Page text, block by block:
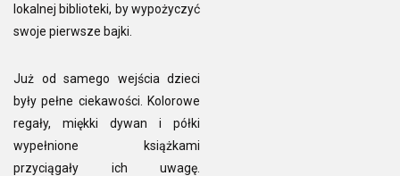
lokalnej biblioteki, by wypożyczyć
swoje pierwsze bajki.
Już od samego wejścia dzieci
były pełne ciekawości. Kolorowe
regały, miękki dywan i półki
wypełnione książkami
przyciągały ich uwagę.